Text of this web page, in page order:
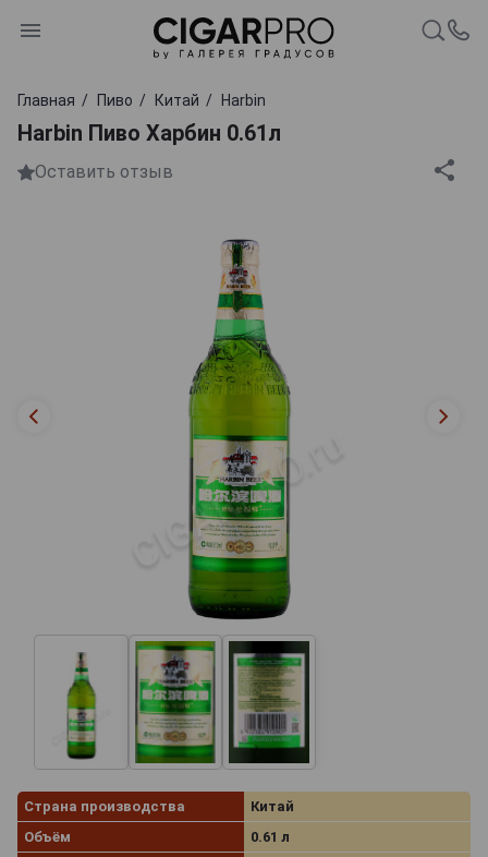
Главная Пиво Китай Harbin
Harbin Пиво Харбин 0.61л
Оставить отзыв
Страна производства
Китай
Объём
0.61 л